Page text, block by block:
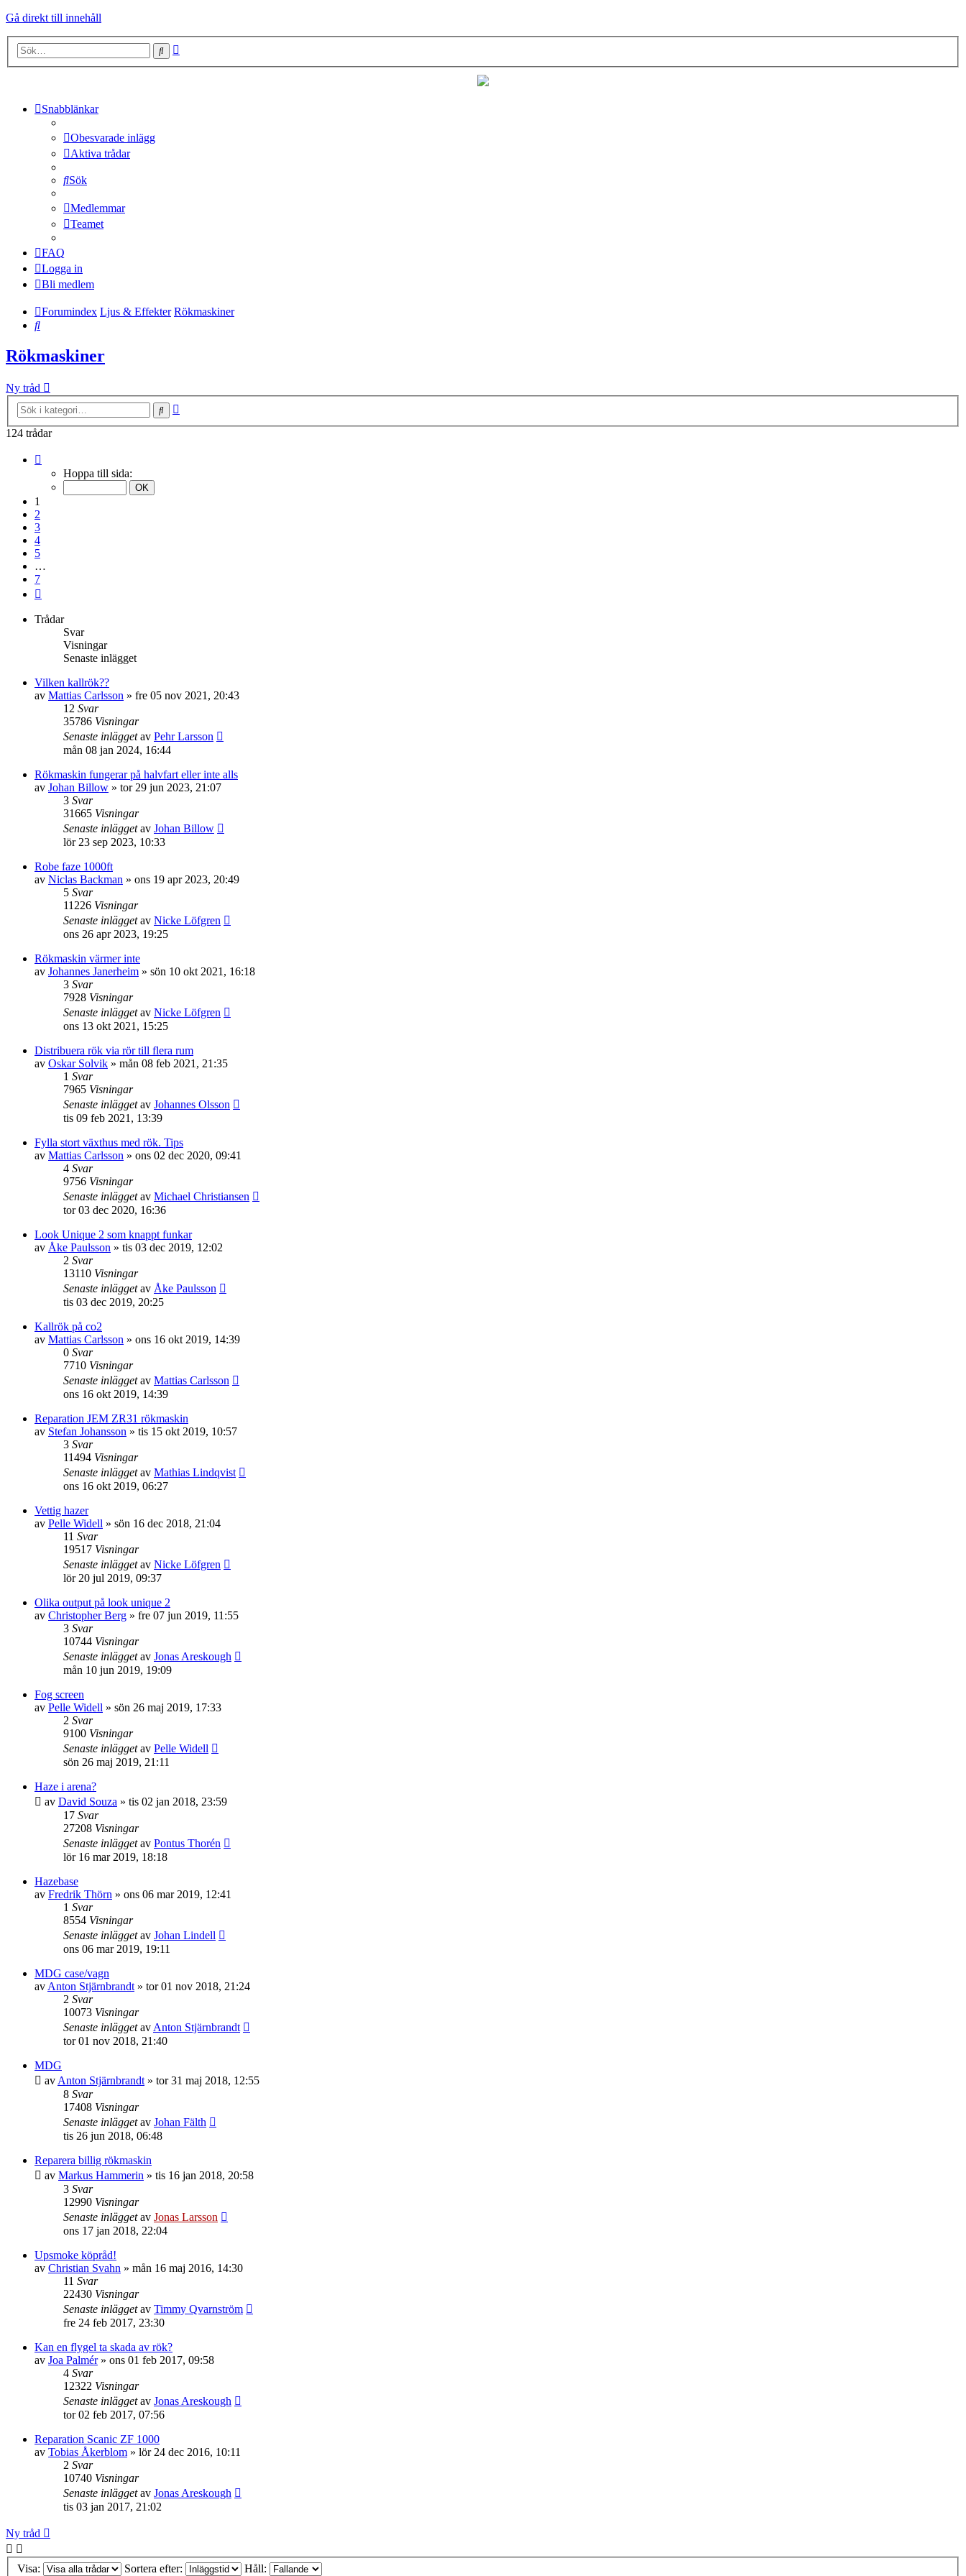
Gå direkt till innehåll
Sök
Snabblänkar
Obesvarade inlägg
Aktiva trådar
Sök
Medlemmar
Teamet
FAQ
Logga in
Bli medlem
Forumindex Ljus & Effekter Rökmaskiner
Sök
Rökmaskiner
Ny tråd
Sök
124 trådar
Hoppa till sida:
1
2
3
4
5
…
7
Trådar
Svar
Visningar
Senaste inlägget
Vilken kallrök??
av Mattias Carlsson » fre 05 nov 2021, 20:43
12 Svar
35786 Visningar
Senaste inläggetav Pehr Larsson
mån 08 jan 2024, 16:44
Rökmaskin fungerar på halvfart eller inte alls
av Johan Billow » tor 29 jun 2023, 21:07
3 Svar
31665 Visningar
Senaste inläggetav Johan Billow
lör 23 sep 2023, 10:33
Robe faze 1000ft
av Niclas Backman » ons 19 apr 2023, 20:49
5 Svar
11226 Visningar
Senaste inläggetav Nicke Löfgren
ons 26 apr 2023, 19:25
Rökmaskin värmer inte
av Johannes Janerheim » sön 10 okt 2021, 16:18
3 Svar
7928 Visningar
Senaste inläggetav Nicke Löfgren
ons 13 okt 2021, 15:25
Distribuera rök via rör till flera rum
av Oskar Solvik » mån 08 feb 2021, 21:35
1 Svar
7965 Visningar
Senaste inläggetav Johannes Olsson
tis 09 feb 2021, 13:39
Fylla stort växthus med rök. Tips
av Mattias Carlsson » ons 02 dec 2020, 09:41
4 Svar
9756 Visningar
Senaste inläggetav Michael Christiansen
tor 03 dec 2020, 16:36
Look Unique 2 som knappt funkar
av Åke Paulsson » tis 03 dec 2019, 12:02
2 Svar
13110 Visningar
Senaste inläggetav Åke Paulsson
tis 03 dec 2019, 20:25
Kallrök på co2
av Mattias Carlsson » ons 16 okt 2019, 14:39
0 Svar
7710 Visningar
Senaste inläggetav Mattias Carlsson
ons 16 okt 2019, 14:39
Reparation JEM ZR31 rökmaskin
av Stefan Johansson » tis 15 okt 2019, 10:57
3 Svar
11494 Visningar
Senaste inläggetav Mathias Lindqvist
ons 16 okt 2019, 06:27
Vettig hazer
av Pelle Widell » sön 16 dec 2018, 21:04
11 Svar
19517 Visningar
Senaste inläggetav Nicke Löfgren
lör 20 jul 2019, 09:37
Olika output på look unique 2
av Christopher Berg » fre 07 jun 2019, 11:55
3 Svar
10744 Visningar
Senaste inläggetav Jonas Areskough
mån 10 jun 2019, 19:09
Fog screen
av Pelle Widell » sön 26 maj 2019, 17:33
2 Svar
9100 Visningar
Senaste inläggetav Pelle Widell
sön 26 maj 2019, 21:11
Haze i arena?
av David Souza » tis 02 jan 2018, 23:59
17 Svar
27208 Visningar
Senaste inläggetav Pontus Thorén
lör 16 mar 2019, 18:18
Hazebase
av Fredrik Thörn » ons 06 mar 2019, 12:41
1 Svar
8554 Visningar
Senaste inläggetav Johan Lindell
ons 06 mar 2019, 19:11
MDG case/vagn
av Anton Stjärnbrandt » tor 01 nov 2018, 21:24
2 Svar
10073 Visningar
Senaste inläggetav Anton Stjärnbrandt
tor 01 nov 2018, 21:40
MDG
av Anton Stjärnbrandt » tor 31 maj 2018, 12:55
8 Svar
17408 Visningar
Senaste inläggetav Johan Fälth
tis 26 jun 2018, 06:48
Reparera billig rökmaskin
av Markus Hammerin » tis 16 jan 2018, 20:58
3 Svar
12990 Visningar
Senaste inläggetav Jonas Larsson
ons 17 jan 2018, 22:04
Upsmoke köpråd!
av Christian Svahn » mån 16 maj 2016, 14:30
11 Svar
22430 Visningar
Senaste inläggetav Timmy Qvarnström
fre 24 feb 2017, 23:30
Kan en flygel ta skada av rök?
av Joa Palmér» ons 01 feb 2017, 09:58
4 Svar
12322 Visningar
Senaste inläggetav Jonas Areskough
tor 02 feb 2017, 07:56
Reparation Scanic ZF 1000
av Tobias Åkerblom » lör 24 dec 2016, 10:11
2 Svar
10740 Visningar
Senaste inläggetav Jonas Areskough
tis 03 jan 2017, 21:02
Ny tråd
Visa: Sortera efter: Håll: